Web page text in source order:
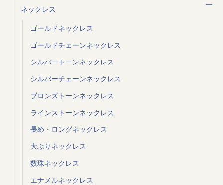
ネックレス
ゴールドネックレス
ゴールドチェーンネックレス
シルバートーンネックレス
シルバーチェーンネックレス
ブロンズトーンネックレス
ラインストーンネックレス
長め・ロングネックレス
大ぶりネックレス
数珠ネックレス
エナメルネックレス